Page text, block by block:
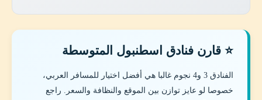
⭐ قارن فنادق اسطنبول المتوسطة
الفنادق 3 و4 نجوم غالبا هي أفضل اختيار للمسافر العربي،
خصوصا لو عايز توازن بين الموقع والنظافة والسعر. راجع